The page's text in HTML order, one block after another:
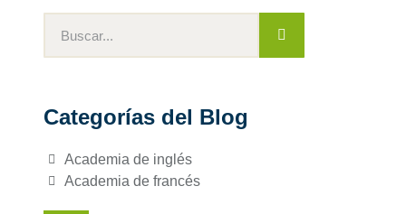
Categorías del Blog
Academia de inglés
Academia de francés